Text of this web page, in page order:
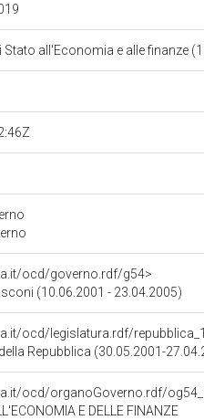
all'Economia e alle finanze
ocd/governo.rdf/g54>
(10.06.2001 - 23.04.2005)
ocd/legislatura.rdf/
della Repubblica (30.05.2001-
ocd/organoGoverno.rdf/
E DELLE FINANZE